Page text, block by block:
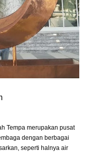
Tempa merupakan pusat
dengan berbagai
seperti halnya air